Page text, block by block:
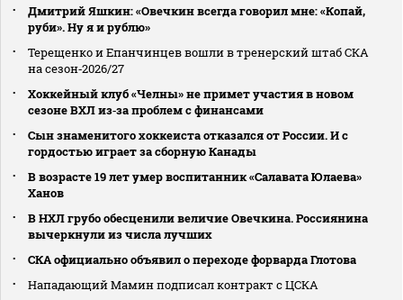
Дмитрий Яшкин: «Овечкин всегда говорил мне: «Копай,
руби». Ну я и рублю»
Терещенко и Епанчинцев вошли в тренерский штаб СКА
на сезон‑2026/27
Хоккейный клуб «Челны» не примет участия в новом
сезоне ВХЛ из‑за проблем с финансами
Сын знаменитого хоккеиста отказался от России. И с
гордостью играет за сборную Канады
В возрасте 19 лет умер воспитанник «Салавата Юлаева»
Ханов
В НХЛ грубо обесценили величие Овечкина. Россиянина
вычеркнули из числа лучших
СКА официально объявил о переходе форварда Глотова
Нападающий Мамин подписал контракт с ЦСКА